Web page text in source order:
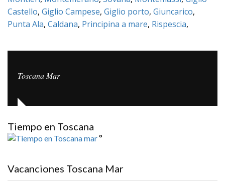
Castello, Giglio Campese, Giglio porto, Giuncarico,
Punta Ala, Caldana, Principina a mare, Rispescia,
Toscana Mar
Tiempo en Toscana
°
Vacanciones Toscana Mar